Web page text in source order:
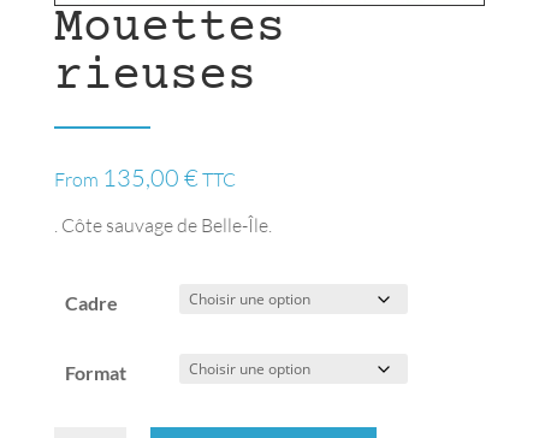
Mouettes
rieuses
From 135,00 € TTC
. Côte sauvage de Belle-Île.
Cadre
Format